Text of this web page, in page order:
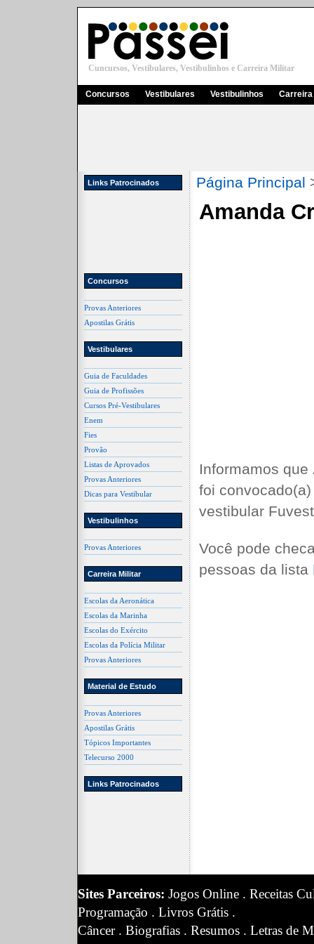
Cuncursos, Vestibulares, Vestibulinhos e Carreira Militar
Concursos Vestibulares Vestibulinhos
Links Patrocinados
Concursos
Provas Anteriores
Apostilas Grátis
Vestibulares
Guia de Faculdades
Guia de Profissões
Cursos Pré-Vestibulares
Enem
Fies
Provão
Listas de Aprovados
Provas Anteriores
Dicas para Vestibular
Vestibulinhos
Provas Anteriores
Carreira Militar
Escolas da Aeronática
Escolas da Marinha
Escolas do Exército
Escolas da Polícia Militar
Provas Anteriores
Material de Estudo
Provas Anteriores
Apostilas Grátis
Tópicos Importantes
Telecurso 2000
Links Patrocinados
Página Principal
Amanda
Informamos que
foi
vestibular
Você pode
pessoas da lista
Sites Parceiros: Jogos Online . Receitas
Programação . Livros Grátis .
Câncer. Biografias . Resumos . Letras de